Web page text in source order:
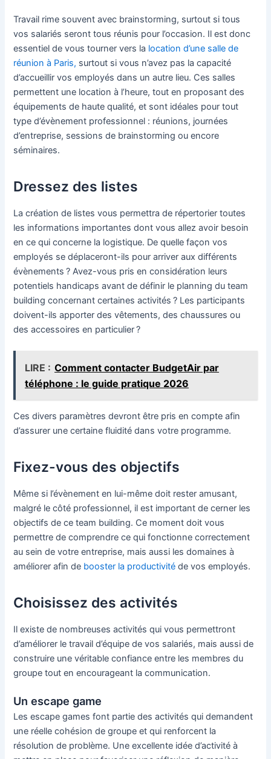
Travail rime souvent avec brainstorming, surtout si tous
vos salariés seront tous réunis pour l’occasion. Il est donc
essentiel de vous tourner vers la location d’une salle de
réunion à Paris, surtout si vous n’avez pas la capacité
d’accueillir vos employés dans un autre lieu. Ces salles
permettent une location à l’heure, tout en proposant des
équipements de haute qualité, et sont idéales pour tout
type d’évènement professionnel : réunions, journées
d’entreprise, sessions de brainstorming ou encore
séminaires.
Dressez des listes
La création de listes vous permettra de répertorier toutes
les informations importantes dont vous allez avoir besoin
en ce qui concerne la logistique. De quelle façon vos
employés se déplaceront-ils pour arriver aux différents
évènements ? Avez-vous pris en considération leurs
potentiels handicaps avant de définir le planning du team
building concernant certaines activités ? Les participants
doivent-ils apporter des vêtements, des chaussures ou
des accessoires en particulier ?
LIRE : Comment contacter BudgetAir par
téléphone : le guide pratique 2026
Ces divers paramètres devront être pris en compte afin
d’assurer une certaine fluidité dans votre programme.
Fixez-vous des objectifs
Même si l’évènement en lui-même doit rester amusant,
malgré le côté professionnel, il est important de cerner les
objectifs de ce team building. Ce moment doit vous
permettre de comprendre ce qui fonctionne correctement
au sein de votre entreprise, mais aussi les domaines à
améliorer afin de booster la productivité de vos employés.
Choisissez des activités
Il existe de nombreuses activités qui vous permettront
d’améliorer le travail d’équipe de vos salariés, mais aussi de
construire une véritable confiance entre les membres du
groupe tout en encourageant la communication.
Un escape game
Les escape games font partie des activités qui demandent
une réelle cohésion de groupe et qui renforcent la
résolution de problème. Une excellente idée d’activité à